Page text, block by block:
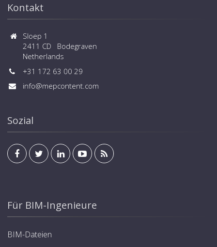
Kontakt
Sloep 1
2411 CD Bodegraven
Netherlands
+31 172 63 00 29
info@mepcontent.com
Sozial
Für BIM-Ingenieure
BIM-Dateien